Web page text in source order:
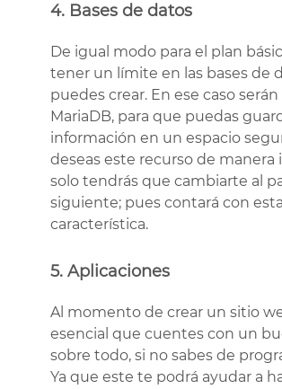
4. Bases de datos
De igual modo para el plan
tener un límite en las bases de
puedes crear. En ese caso serán
MariaDB, para que puedas
información en un espacio
deseas este recurso de manera
solo tendrás que cambiarte al
siguiente; pues contará con esta
característica.
5. Aplicaciones
Al momento de crear un sitio
esencial que cuentes con un
sobre todo, si no sabes de
Ya que este te podrá ayudar a